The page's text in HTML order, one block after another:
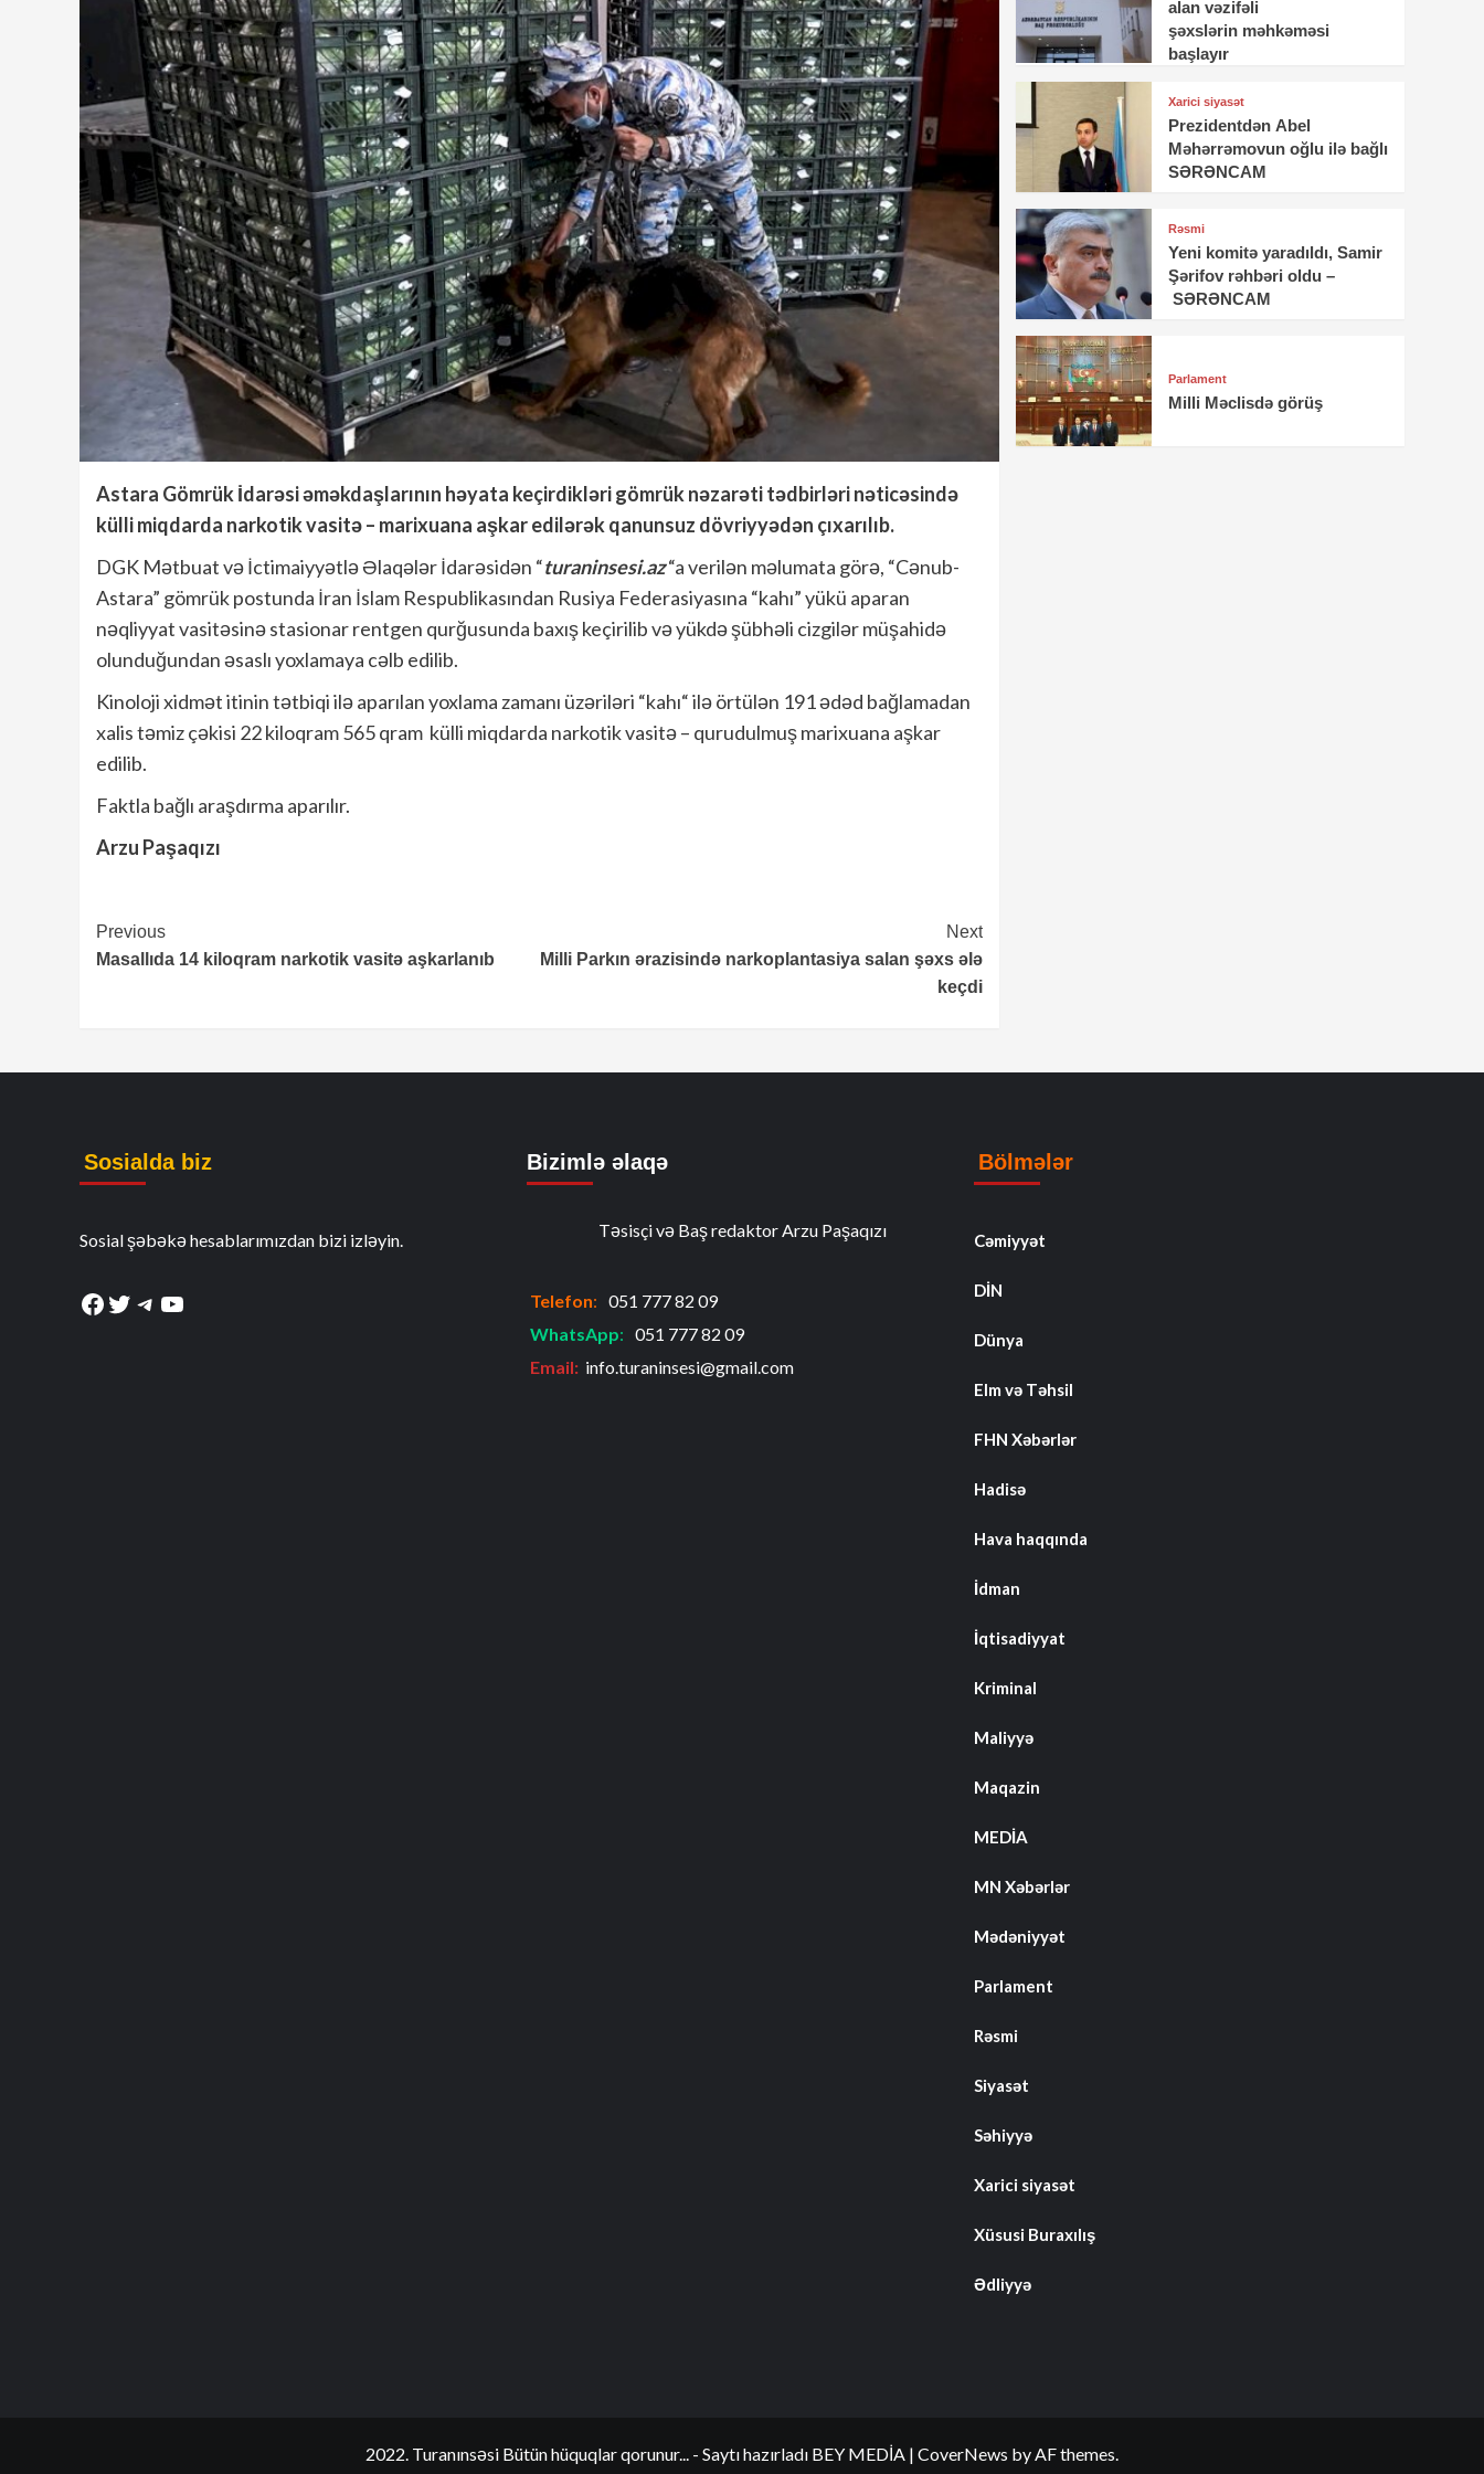
Astara Gömrük İdarəsi əməkdaşlarının həyata keçirdikləri gömrük nəzarəti tədbirləri nəticəsində
külli miqdarda narkotik vasitə – marixuana aşkar edilərək qanunsuz dövriyyədən çıxarılıb.
DGK Mətbuat və İctimaiyyətlə Əlaqələr İdarəsidən “turaninsesi.az“a verilən məlumata görə, “Cənub-
Astara” gömrük postunda İran İslam Respublikasından Rusiya Federasiyasına “kahı” yükü aparan
nəqliyyat vasitəsinə stasionar rentgen qurğusunda baxış keçirilib və yükdə şübhəli cizgilər müşahidə
olunduğundan əsaslı yoxlamaya cəlb edilib.
Kinoloji xidmət itinin tətbiqi ilə aparılan yoxlama zamanı üzəriləri “kahı“ ilə örtülən 191 ədəd bağlamadan
xalis təmiz çəkisi 22 kiloqram 565 qram külli miqdarda narkotik vasitə – qurudulmuş marixuana aşkar
edilib.
Faktla bağlı araşdırma aparılır.
Arzu Paşaqızı
Continue
Reading
Previous
Masallıda 14 kiloqram narkotik vasitə aşkarlanıb
Next
Milli Parkın ərazisində narkoplantasiya salan şəxs ələ
keçdi
alan vəzifəli
şəxslərin məhkəməsi
başlayır
Xarici siyasət
Prezidentdən Abel
Məhərrəmovun oğlu ilə bağlı
SƏRƏNCAM
Rəsmi
Yeni komitə yaradıldı, Samir
Şərifov rəhbəri oldu –
SƏRƏNCAM
Parlament
Milli Məclisdə görüş
Sosialda biz
Sosial şəbəkə hesablarımızdan bizi izləyin.
Facebook
Twitter
Telegram
YouTube
Bizimlə əlaqə
Təsisçi və Baş redaktor Arzu Paşaqızı
Telefon: 051 777 82 09
WhatsApp: 051 777 82 09
Email: info.turaninsesi@gmail.com
Bölmələr
Cəmiyyət
DİN
Dünya
Elm və Təhsil
FHN Xəbərlər
Hadisə
Hava haqqında
İdman
İqtisadiyyat
Kriminal
Maliyyə
Maqazin
MEDİA
MN Xəbərlər
Mədəniyyət
Parlament
Rəsmi
Siyasət
Səhiyyə
Xarici siyasət
Xüsusi Buraxılış
Ədliyyə
2022. Turanınsəsi Bütün hüquqlar qorunur... - Saytı hazırladı BEY MEDİA | CoverNews by AF themes.